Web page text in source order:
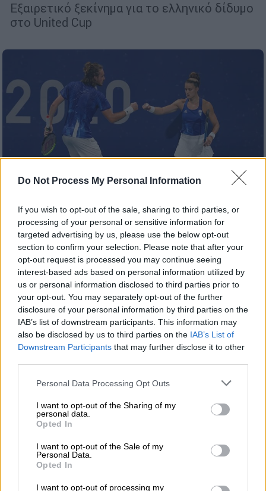
Do Not Process My Personal Information
If you wish to opt-out of the sale, sharing to third parties, or
processing of your personal or sensitive information for
targeted advertising by us, please use the below opt-out
section to confirm your selection. Please note that after your
opt-out request is processed you may continue seeing
interest-based ads based on personal information utilized by
us or personal information disclosed to third parties prior to
your opt-out. You may separately opt-out of the further
disclosure of your personal information by third parties on the
IAB’s list of downstream participants. This information may
also be disclosed by us to third parties on the IAB’s List of
Downstream Participants that may further disclose it to other
Please note that this website/app uses one or more Google
not limited to your visit or usage behaviour. You may click to
grant or deny consent to Google and its third-party tags to
use your data for below specified purposes in below Google
consent section.
Personal Data Processing Opt Outs
I want to opt-out of the Sharing of my
personal data.
Opted In
I want to opt-out of the Sale of my
Personal Data.
Opted In
I want to opt-out of processing my
Εξαιρετικό ξεκίνημα για το ελληνικό δίδυμο
στο United Cup
Αθλητισμός 04.01.2023 18:00
United Cup: Σούπερ δίδυμο ο Τσιτσιπάς
και η Σάκκαρη έστειλαν την Ελλάδα στα
ημιτελικά απέναντι στην Ιταλία
Σπουδαία νίκη πανηγύρισε η Ελλάδα με
Τσιτσιπά και Σάκκαρη στο μεικτό διπλό επί
της Κροατίας